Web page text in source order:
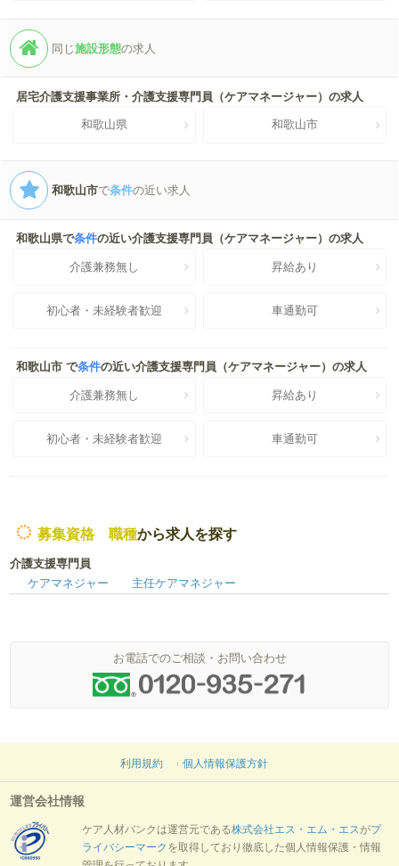
同じ施設形態の求人
居宅介護支援事業所・介護支援専門員（ケアマネージャー）の求人
和歌山県 和歌山市
和歌山市で条件の近い求人
和歌山県で条件の近い介護支援専門員（ケアマネージャー）の求人
介護兼務無し 昇給あり
初心者・未経験者歓迎 車通勤可
和歌山市 で条件の近い介護支援専門員（ケアマネージャー）の求人
介護兼務無し 昇給あり
初心者・未経験者歓迎 車通勤可
募集資格 職種から求人を探す
介護支援専門員
ケアマネジャー
主任ケアマネジャー
お電話でのご相談・お問い合わせ
利用規約 個人情報保護方針
運営会社情報
ケア人材バンクは運営元である株式会社エス・エム・エスがプ
ライバシーマーク を取得しており徹底した個人情報保護・情報